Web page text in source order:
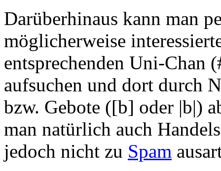
Darüberhinaus kann man
möglicherweise
entsprechenden Uni-Chan
aufsuchen und dort durch
bzw. Gebote ([b] oder |b|)
man natürlich auch
jedoch nicht zu Spam